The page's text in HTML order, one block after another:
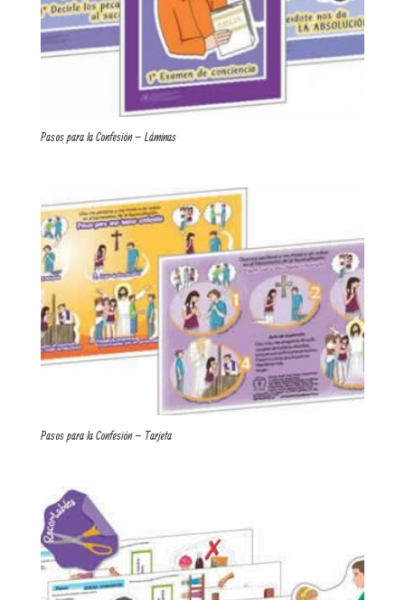
Pasos para la Confesión – Láminas
Pasos para la Confesión – Tarjeta